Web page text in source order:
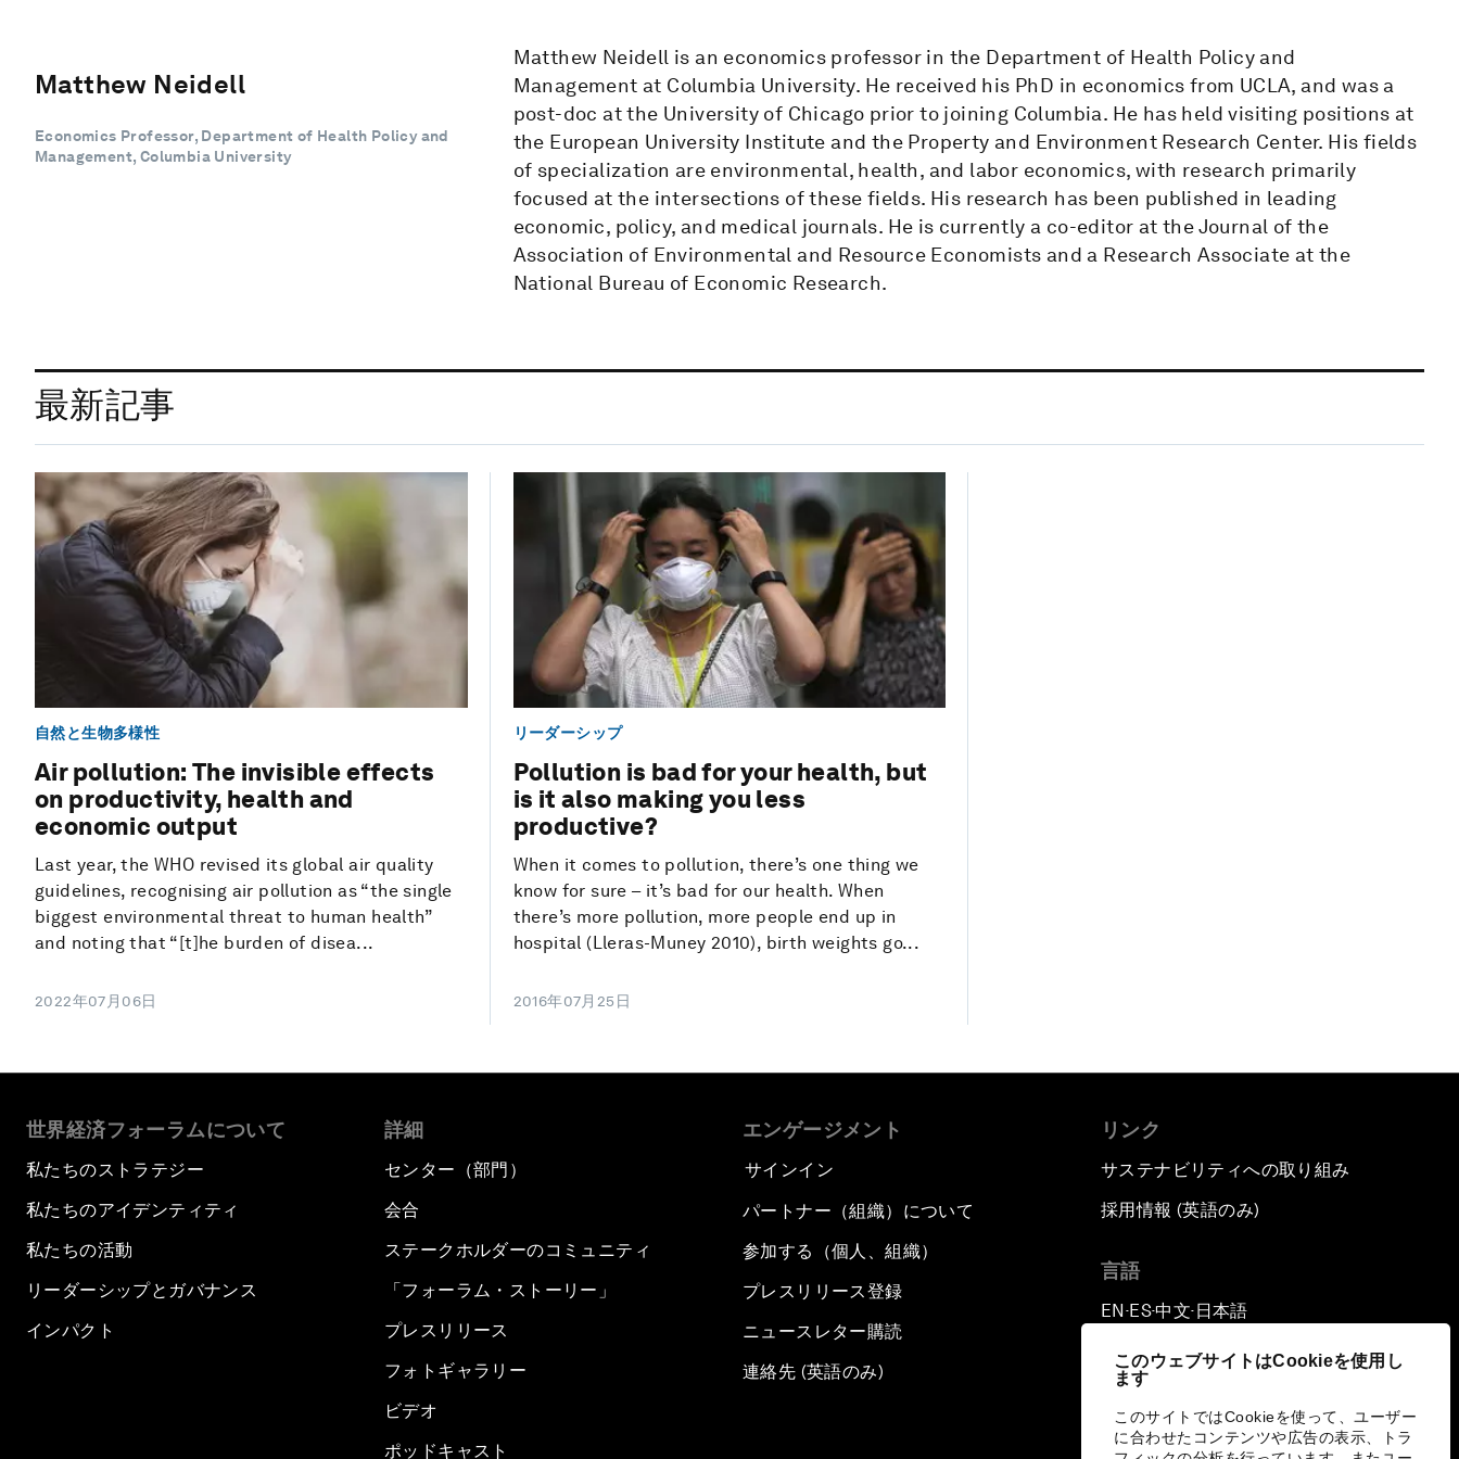
このウェブサイトはCookieを使用し
ます
このサイトではCookieを使って、ユーザー
に合わせたコンテンツや広告の表示、トラ
Matthew Neidell
Economics Professor, Department of Health Policy and
Management, Columbia University
Matthew Neidell is an economics professor in the Department of Health Policy and
Management at Columbia University. He received his PhD in economics from UCLA, and was a
post-doc at the University of Chicago prior to joining Columbia. He has held visiting positions at
the European University Institute and the Property and Environment Research Center. His fields
of specialization are environmental, health, and labor economics, with research primarily
focused at the intersections of these fields. His research has been published in leading
economic, policy, and medical journals. He is currently a co-editor at the Journal of the
Association of Environmental and Resource Economists and a Research Associate at the
National Bureau of Economic Research.
最新記事
自然と生物多様性
Air pollution: The invisible effects
on productivity, health and
economic output
Last year, the WHO revised its global air quality
guidelines, recognising air pollution as “the single
biggest environmental threat to human health”
and noting that “[t]he burden of disea...
2022年07月06日
リーダーシップ
Pollution is bad for your health, but
is it also making you less
productive?
When it comes to pollution, there’s one thing we
know for sure – it’s bad for our health. When
there’s more pollution, more people end up in
hospital (Lleras-Muney 2010), birth weights go...
2016年07月25日
世界経済フォーラムについて
私たちのストラテジー
私たちのアイデンティティ
私たちの活動
リーダーシップとガバナンス
インパクト
詳細
センター（部門）
会合
ステークホルダーのコミュニティ
「フォーラム・ストーリー」
プレスリリース
フォトギャラリー
ビデオ
ポッドキャスト
エンゲージメント
サインイン
パートナー（組織）について
参加する（個人、組織）
プレスリリース登録
ニュースレター購読
連絡先 (英語のみ)
リンク
サステナビリティへの取り組み
採用情報 (英語のみ)
言語
EN ▪ ES▪中文▪ 日本語